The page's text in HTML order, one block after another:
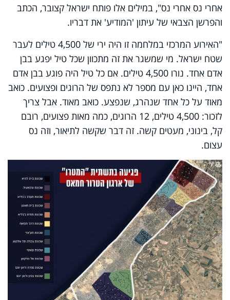
אחרי נס אחרי נס", במילים אלו פותח ישראל קצובר, הכתב
והפרשן הצבאי של עיתון 'המודיע' את דבריו.
"האירוע המרכזי במלחמה זו היה ירי של 4,500 טילים לעבר
שטח ישראל. מי שמשגר את זה מתכוון שכל טיל יפגע בבן
אדם אחד. נורו 4,500 טילים. אם כל טיל היה פוגע בבן אדם
אחד, היינו כאן עם מספר לא נתפס של הרוגים ופצועים. כואב
מאוד על כל אחד שנהרג, שנפצע. כואב מאוד. אבל צריך
לזכור: 4,500 טילים, 12 הרוגים, כמה מאות פצועים, רובם
קל, בינוני, מעטים קשה. זה דבר שקשה לתיאור, וזה נס
עצום.